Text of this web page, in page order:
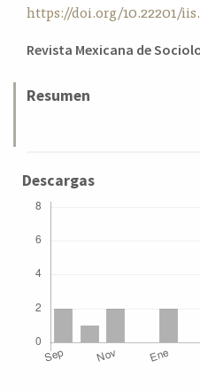
a
a
e
https://doi.org/10.22201/
Contenido
del
Revista Mexicana de
Resumen
Descargas